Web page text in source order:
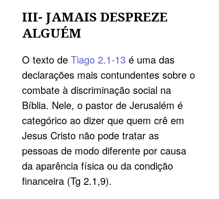
III- JAMAIS DESPREZE
ALGUÉM
O texto de Tiago 2.1-13 é uma das
declarações mais contundentes sobre o
combate à discriminação social na
Bíblia. Nele, o pastor de Jerusalém é
categórico ao dizer que quem crê em
Jesus Cristo não pode tratar as
pessoas de modo diferente por causa
da aparência física ou da condição
financeira (Tg 2.1,9).